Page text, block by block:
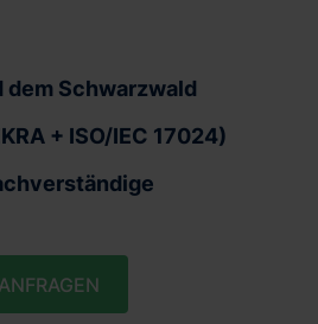
dem Schwarzwald
+ ISO/IEC 17024)